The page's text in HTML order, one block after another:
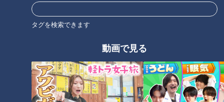
タグを検索できます
動画で見る
ていう過ごし方も楽しいですよね。
今回は『東海地方のおススメのスーパー銭湯』をご紹介。
熱さに挑戦！売られたケンカを買ってしまった棚
橋さん